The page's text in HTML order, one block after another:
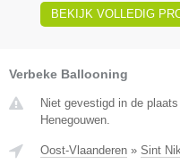
BEKIJK VOLLEDIG
Verbeke Ballooning
Niet gevestigd in de
Henegouwen.
Oost-Vlaanderen » Sint